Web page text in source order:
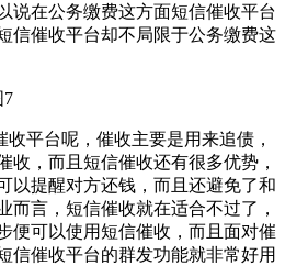
说在公务缴费这方面短信催收平台
信催收平台却不局限于公务缴费这
平台呢，催收主要是用来追债，
收，而且短信催收还有很多优势，
以提醒对方还钱，而且还避免了和
而言，短信催收就在适合不过了，
便可以使用短信催收，而且面对催
信催收平台的群发功能就非常好用